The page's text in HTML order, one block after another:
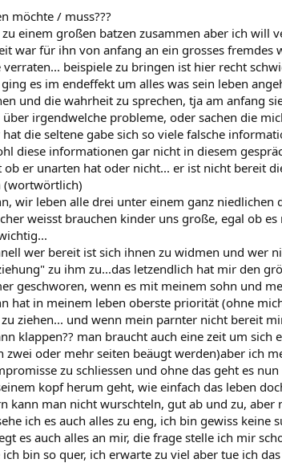
möchte / muss???
einem großen batzen zusammen aber ich will
war für ihn von anfang an ein grosses fremdes
beispiele zu bringen ist hier recht
es im endeffekt um alles was sein leben
und die wahrheit zu sprechen, tja am anfang
irgendwelche probleme, oder sachen die
die seltene gabe sich so viele falsche
diese informationen gar nicht in diesem
er unarten hat oder nicht... er ist nicht bereit
(wortwörtlich)
wir leben alle drei unter einem ganz niedlichen
weisst brauchen kinder uns große, egal ob
wer bereit ist sich ihnen zu widmen und wer
zu ihm zu...das letzendlich hat mir den
geschworen, wenn es mit meinem sohn und
hat in meinem leben oberste priorität (ohne
ziehen... und wenn mein parnter nicht bereit
klappen?? man braucht auch eine zeit um sich
zwei oder mehr seiten beäugt werden)aber ich
zu schliessen und ohne das geht es
kopf herum geht, wie einfach das leben
kann man nicht wurschteln, gut ab und zu, aber
ich es auch alles zu eng, ich bin gewiss keine
es auch alles an mir, die frage stelle ich mir
bin so quer, ich erwarte zu viel aber tue ich